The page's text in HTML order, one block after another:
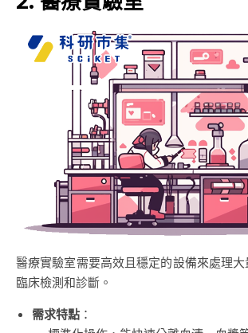
醫療實驗室需要高效且穩定的設備來處理
臨床檢測和診斷。
需求特點 ：